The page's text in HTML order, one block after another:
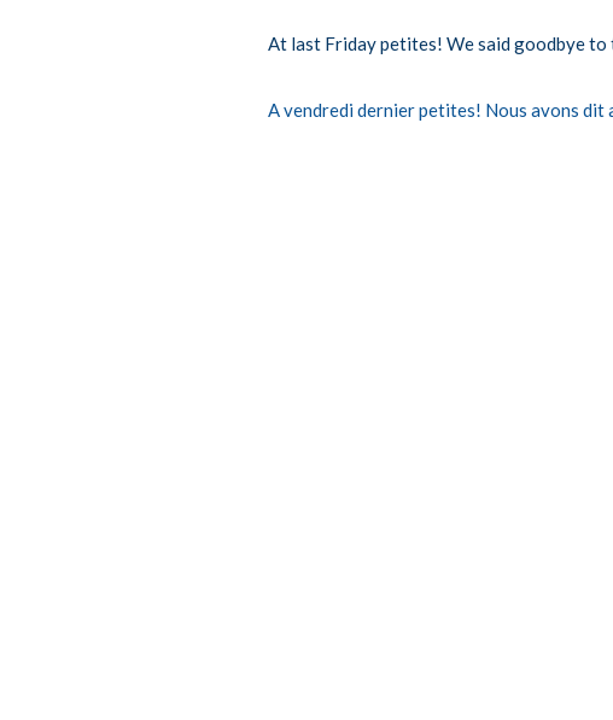
At last Friday petites! We said goodbye to
A vendredi dernier petites! Nous avons dit